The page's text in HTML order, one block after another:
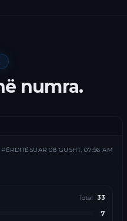
numra.
PËRDITËSUAR 08 GUSHT, 07:56 AM
Total 33
7